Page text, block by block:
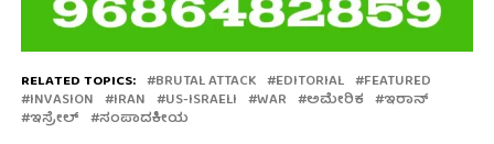
RELATED TOPICS: BRUTAL ATTACK EDITORIAL FEATURED
INVASION IRAN US-ISRAELI WAR ಅಮೇರಿಕ ಇರಾನ್
ಇಸ್ರೇಲ್ ಸಂಪಾದಕೀಯ